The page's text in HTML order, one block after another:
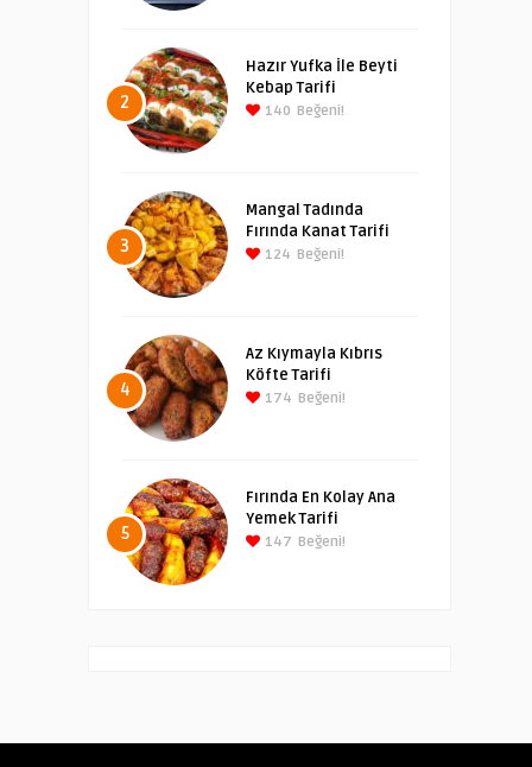
2
Hazır Yufka İle Beyti
Kebap Tarifi
140 Beğeni!
3
Mangal Tadında
Fırında Kanat Tarifi
124 Beğeni!
4
Az Kıymayla Kıbrıs
Köfte Tarifi
174 Beğeni!
5
Fırında En Kolay Ana
Yemek Tarifi
147 Beğeni!